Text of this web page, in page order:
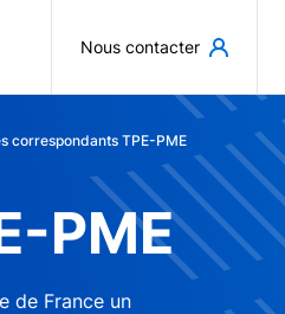
Nous contacter
correspondants TPE-PME
PME
de France un